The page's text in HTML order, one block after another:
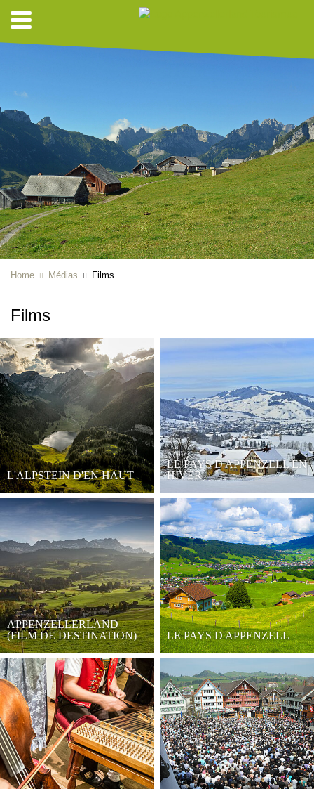
Home Médias Films
Films
L'ALPSTEIN D'EN HAUT
LE PAYS D'APPENZELL EN
HIVER
APPENZELLERLAND
(FILM DE DESTINATION)
LE PAYS D'APPENZELL